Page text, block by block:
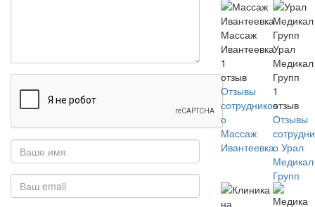
Массаж
Ивантеевка
1
отзыв
Отзывы
сотрудников
о
Массаж
Ивантеевка
Урал
Медикал
Групп
1
отзыв
Отзывы
о Урал
Медикал
Групп